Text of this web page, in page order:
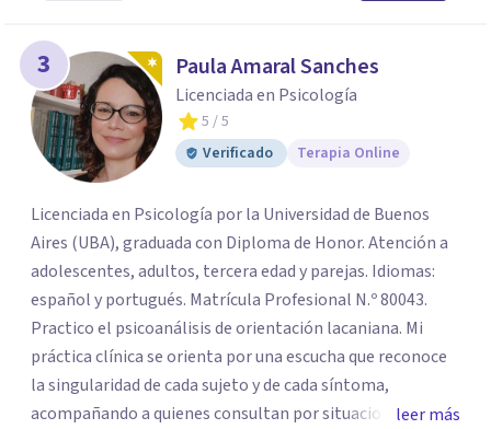
3 Paula Amaral Sanches
Licenciada en Psicología
5 / 5
Verificado
Terapia Online
Licenciada en Psicología por la Universidad de Buenos
Aires (UBA), graduada con Diploma de Honor. Atención a
adolescentes, adultos, tercera edad y parejas. Idiomas:
español y portugués. Matrícula Profesional N.º 80043.
Practico el psicoanálisis de orientación lacaniana. Mi
práctica clínica se orienta por una escucha que reconoce
la singularidad de cada sujeto y de cada síntoma,
acompañando a quienes consultan por situaciones deleer más